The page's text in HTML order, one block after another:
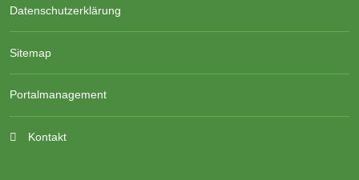
Datenschutzerklärung
Sitemap
Portalmanagement
Kontakt